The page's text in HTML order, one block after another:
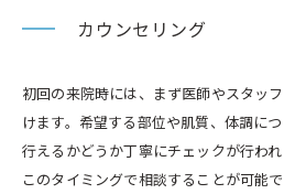
カウンセリング
初回の来院時には、まず医師やスタッ
けます。希望する部位や肌質、体調に
行えるかどうか丁寧にチェックが行わ
このタイミングで相談することが可能